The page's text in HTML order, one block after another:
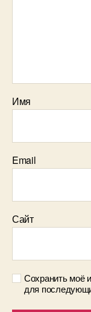
Имя
Email
Сайт
Сохранить моё
для